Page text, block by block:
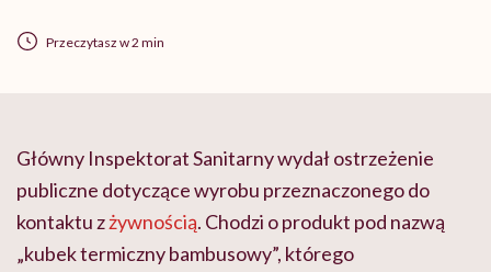
Przeczytasz w 2 min
Główny Inspektorat Sanitarny wydał ostrzeżenie
publiczne dotyczące wyrobu przeznaczonego do
kontaktu zżywnością. Chodzi o produkt pod nazwą
„kubek termiczny bambusowy”, którego